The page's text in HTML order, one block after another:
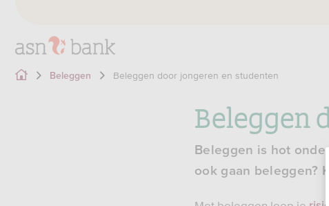
Beleggen Beleggen door jongeren en studenten
Beleggen
Beleggen is hot
ook gaan beleggen?